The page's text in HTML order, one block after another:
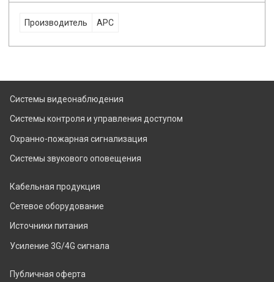
Производитель APC
Системы видеонаблюдения
Системы контроля и управления доступом
Охранно-пожарная сигнализация
Системы звукового оповещения
Кабельная продукция
Сетевое оборудование
Источники питания
Усиление 3G/4G сигнала
Публичная оферта